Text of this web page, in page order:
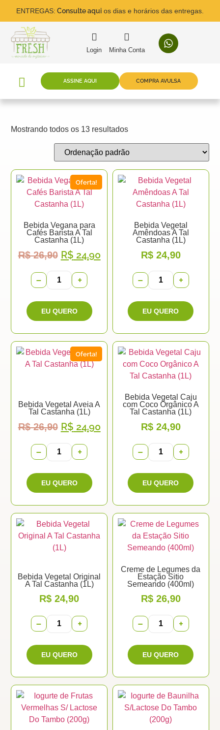
ENTREGAS: Consulte aqui os dias e horários das entregas.
Login Minha Conta
ASSINE AQUI COMPRA AVULSA
Mostrando todos os 13 resultados
Oferta!
Bebida Vegana para
Cafés Barista A Tal
Castanha (1L)
R$26,90 R$ 24,90
− +
Bebida Vegetal
Amêndoas A Tal
Castanha (1L)
R$24,90
− +
Oferta!
Bebida Vegetal Aveia A
Tal Castanha (1L)
R$26,90 R$ 24,90
− +
Bebida Vegetal Caju
com Coco Orgânico A
Tal Castanha (1L)
R$24,90
− +
Bebida Vegetal Original
A Tal Castanha (1L)
R$ 24,90
− +
Creme de Legumes da
Estação Sitio
Semeando (400ml)
R$26,90
− +